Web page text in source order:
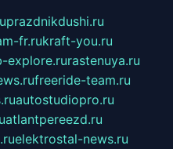
prazdnikdushi.ru
fr.rukraft-you.ru
explore.rurastenuya.ru
freeride-team.ru
autostudiopro.ru
atlantpereezd.ru
elektrostal-news.ru